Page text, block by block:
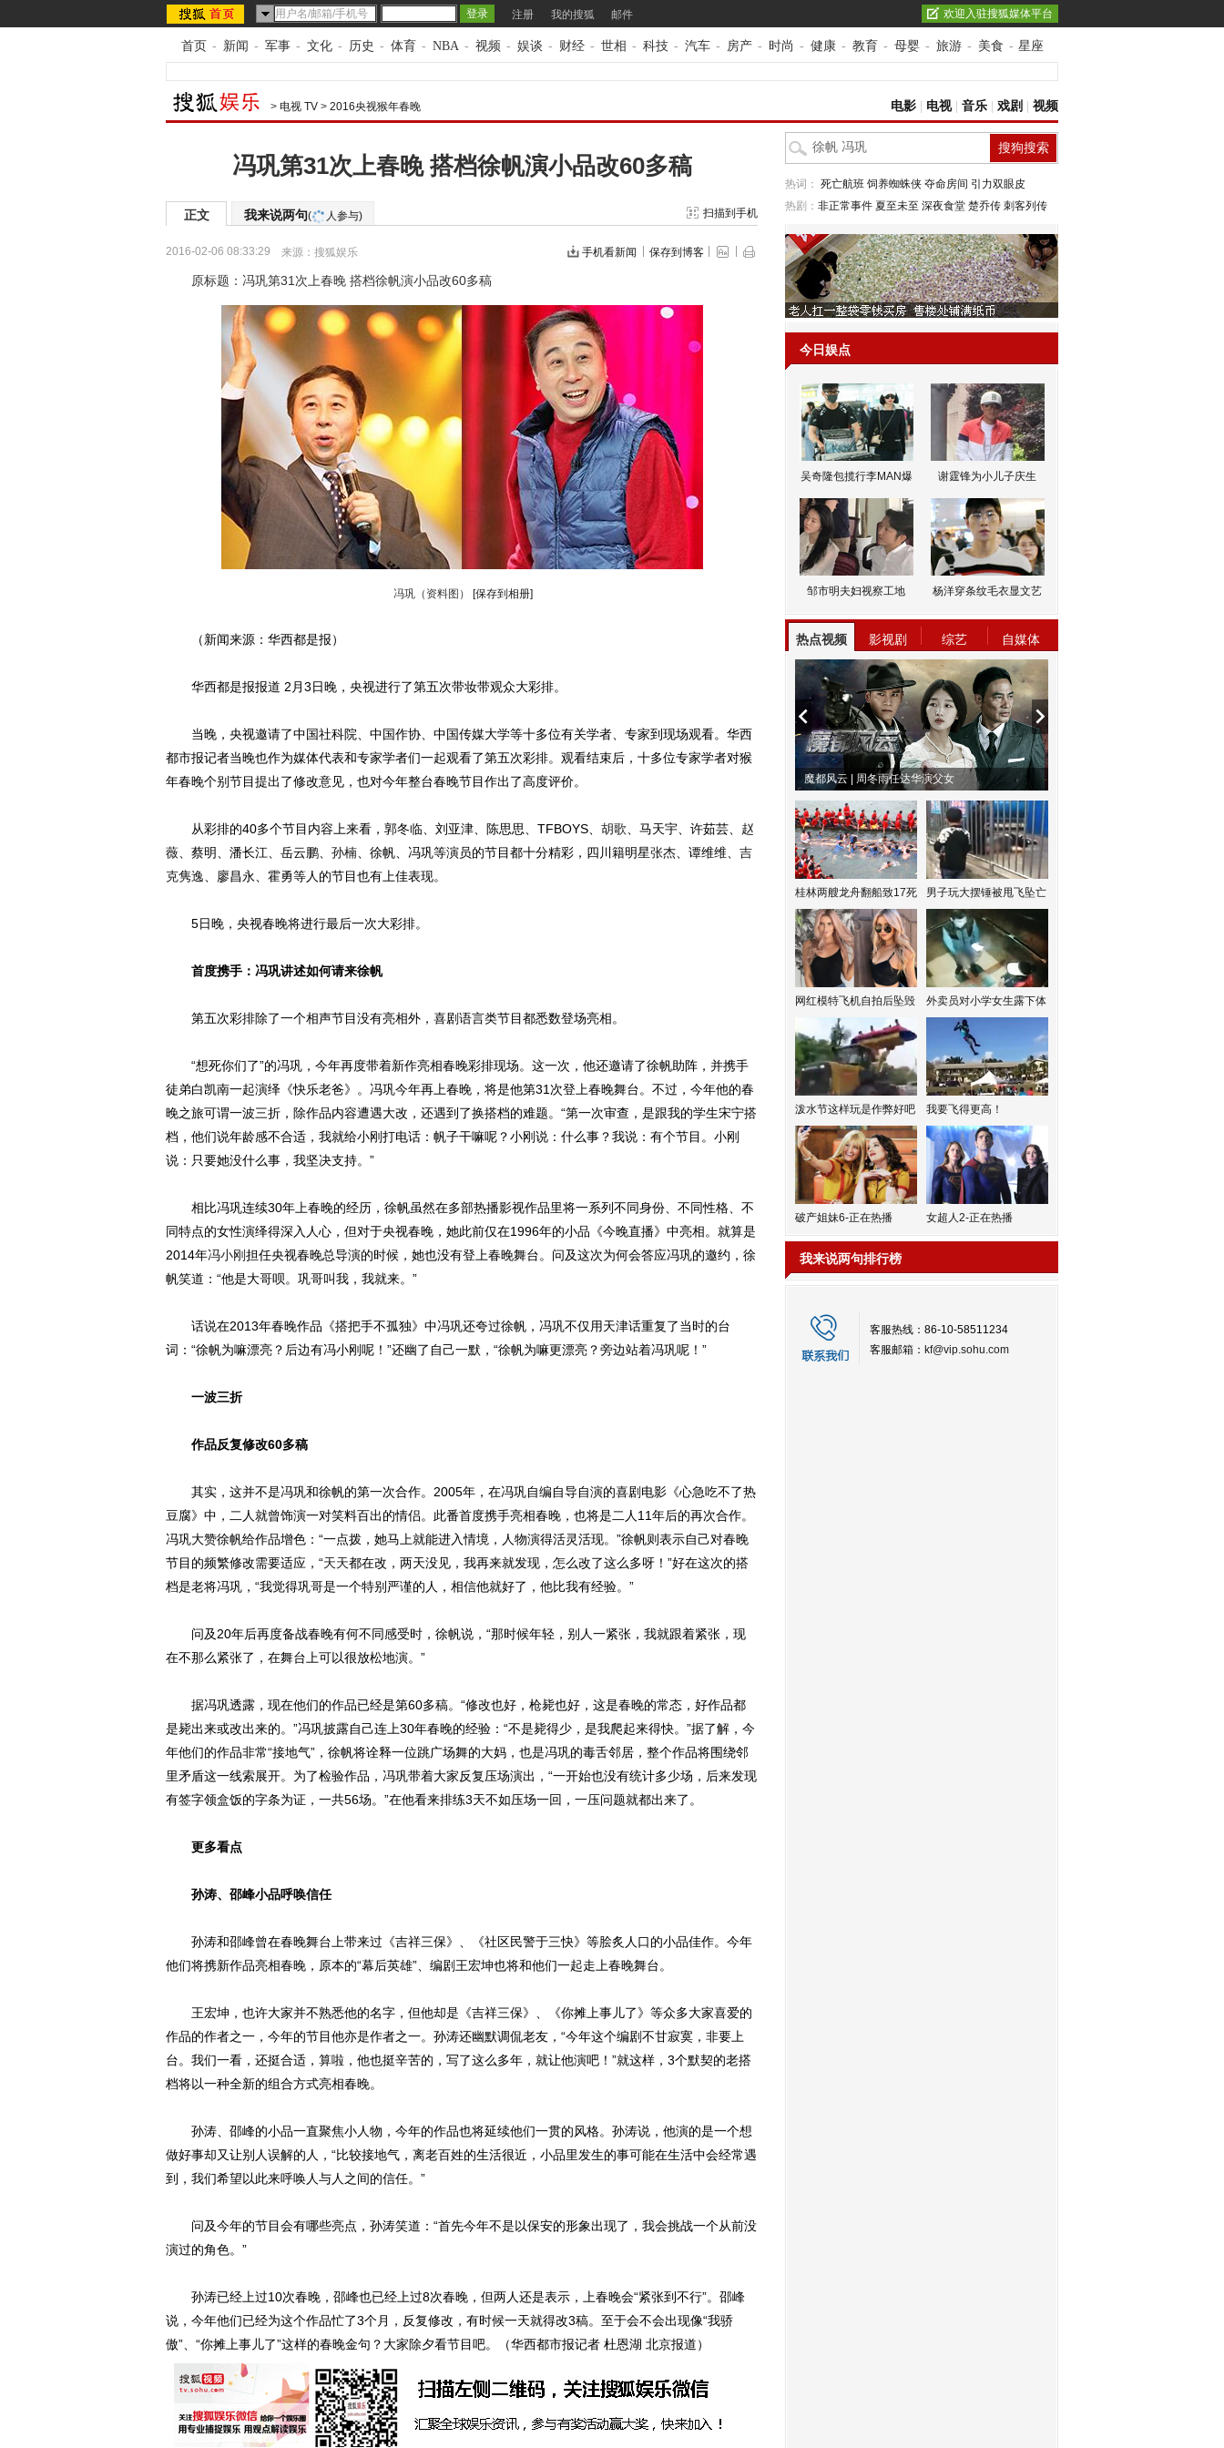
注册 我的搜狐 邮件 欢迎入驻搜狐媒体平台
首页 - 新闻 - 军事 - 文化 - 历史 - 体育 - NBA - 视频 - 娱谈 - 财经 - 世相 - 科技 - 汽车 - 房产 - 时尚 - 健康 - 教育 - 母婴 - 旅游 - 美食 - 星座
> 电视 TV > 2016央视猴年春晚 电影 电视| 音乐 戏剧 视频
冯巩第31次上春晚 搭档徐帆演小品改60多稿
正文 我来说两句( 人参与) 扫描到手机
2016-02-06 08:33:29 来源： 搜狐娱乐 手机看新闻 保存到博客
原标题：冯巩第31次上春晚 搭档徐帆演小品改60多稿
冯巩（资料图） [保存到相册]
（新闻来源：华西都是报）
华西都是报报道 2月3日晚，央视进行了第五次带妆带观众大彩排。
当晚，央视邀请了中国社科院、中国作协、中国传媒大学等十多位有关学者、专家到现场观看。华西
都市报记者当晚也作为媒体代表和专家学者们一起观看了第五次彩排。观看结束后，十多位专家学者对猴
年春晚个别节目提出了修改意见，也对今年整台春晚节目作出了高度评价。
从彩排的40多个节目内容上来看，郭冬临、刘亚津、陈思思、TFBOYS、 胡歌 、马天宇、许茹芸、 赵
薇 、蔡明、潘长江、岳云鹏、 孙楠 、徐帆、冯巩等演员的节目都十分精彩，四川籍明星张杰 、谭维维、 吉
克隽逸 、廖昌永、霍勇等人的节目也有上佳表现。
5日晚，央视春晚将进行最后一次大彩排。
首度携手：冯巩讲述如何请来徐帆
第五次彩排除了一个相声节目没有亮相外，喜剧语言类节目都悉数登场亮相。
“想死你们了”的冯巩，今年再度带着新作亮相春晚彩排现场。这一次，他还邀请了徐帆助阵，并携手
徒弟白凯南一起演绎《快乐老爸》。冯巩今年再上春晚，将是他第31次登上春晚舞台。不过，今年他的春
晚之旅可谓一波三折，除作品内容遭遇大改，还遇到了换搭档的难题。“第一次审查，是跟我的学生宋宁搭
档，他们说年龄感不合适，我就给小刚打电话：帆子干嘛呢？小刚说：什么事？我说：有个节目。小刚
说：只要她没什么事，我坚决支持。”
相比冯巩连续30年上春晚的经历，徐帆虽然在多部热播影视作品里将一系列不同身份、不同性格、不
同特点的女性演绎得深入人心，但对于央视春晚，她此前仅在1996年的小品《今晚直播》中亮相。就算是
2014年冯小刚担任央视春晚总导演的时候，她也没有登上春晚舞台。问及这次为何会答应冯巩的邀约，徐
帆笑道：“他是大哥呗。巩哥叫我，我就来。”
话说在2013年春晚作品《搭把手不孤独》中冯巩还夸过徐帆，冯巩不仅用天津话重复了当时的台
词：“徐帆为嘛漂亮？后边有冯小刚呢！”还幽了自己一默，“徐帆为嘛更漂亮？旁边站着冯巩呢！”
一波三折
作品反复修改60多稿
其实，这并不是冯巩和徐帆的第一次合作。2005年，在冯巩自编自导自演的喜剧电影《心急吃不了热
豆腐》中，二人就曾饰演一对笑料百出的情侣。此番首度携手亮相春晚，也将是二人11年后的再次合作。
冯巩大赞徐帆给作品增色：“一点拨，她马上就能进入情境，人物演得活灵活现。”徐帆则表示自己对春晚
节目的频繁修改需要适应，“天天都在改，两天没见，我再来就发现，怎么改了这么多呀！”好在这次的搭
档是老将冯巩，“我觉得巩哥是一个特别严谨的人，相信他就好了，他比我有经验。”
问及20年后再度备战春晚有何不同感受时，徐帆说，“那时候年轻，别人一紧张，我就跟着紧张，现
在不那么紧张了，在舞台上可以很放松地演。”
据冯巩透露，现在他们的作品已经是第60多稿。“修改也好，枪毙也好，这是春晚的常态，好作品都
是毙出来或改出来的。”冯巩披露自己连上30年春晚的经验：“不是毙得少，是我爬起来得快。”据了解，今
年他们的作品非常“接地气”，徐帆将诠释一位跳广场舞的大妈，也是冯巩的毒舌邻居，整个作品将围绕邻
里矛盾这一线索展开。为了检验作品，冯巩带着大家反复压场演出，“一开始也没有统计多少场，后来发现
有签字领盒饭的字条为证，一共56场。”在他看来排练3天不如压场一回，一压问题就都出来了。
更多看点
孙涛、邵峰小品呼唤信任
孙涛和邵峰曾在春晚舞台上带来过《吉祥三保》、《社区民警于三快》等脍炙人口的小品佳作。今年
他们将携新作品亮相春晚，原本的“幕后英雄”、编剧王宏坤也将和他们一起走上春晚舞台。
王宏坤，也许大家并不熟悉他的名字，但他却是《吉祥三保》、《你摊上事儿了》等众多大家喜爱的
作品的作者之一，今年的节目他亦是作者之一。孙涛还幽默调侃老友，“今年这个编剧不甘寂寞，非要上
台。我们一看，还挺合适，算啦，他也挺辛苦的，写了这么多年，就让他演吧！”就这样，3个默契的老搭
档将以一种全新的组合方式亮相春晚。
孙涛、邵峰的小品一直聚焦小人物，今年的作品也将延续他们一贯的风格。孙涛说，他演的是一个想
做好事却又让别人误解的人，“比较接地气，离老百姓的生活很近，小品里发生的事可能在生活中会经常遇
到，我们希望以此来呼唤人与人之间的信任。”
问及今年的节目会有哪些亮点，孙涛笑道：“首先今年不是以保安的形象出现了，我会挑战一个从前没
演过的角色。”
孙涛已经上过10次春晚，邵峰也已经上过8次春晚，但两人还是表示，上春晚会“紧张到不行”。邵峰
说，今年他们已经为这个作品忙了3个月，反复修改，有时候一天就得改3稿。至于会不会出现像“我骄
傲”、“你摊上事儿了”这样的春晚金句？大家除夕看节目吧。（华西都市报记者 杜恩湖 北京报道）
热词： 死亡航班 饲养蜘蛛侠 夺命房间 引力双眼皮
热剧： 非正常事件 夏至未至 深夜食堂 楚乔传 刺客列传
今日娱点
吴奇隆包揽行李MAN爆 谢霆锋为小儿子庆生
邹市明夫妇视察工地 杨洋穿条纹毛衣显文艺
热点视频 影视剧 综艺 自媒体
动物系恋人啊 | 钟欣潼体验爱情哲学 南方有乔木 | “科创CP”渐入佳境
桂林两艘龙舟翻船致17死 男子玩大摆锤被甩飞坠亡
网红模特飞机自拍后坠毁 外卖员对小学女生露下体
泼水节这样玩是作弊好吧 我要飞得更高！
破产姐妹6-正在热播 女超人2-正在热播
我来说两句排行榜
客服热线：86-10-58511234
客服邮箱： kf@vip.sohu.com